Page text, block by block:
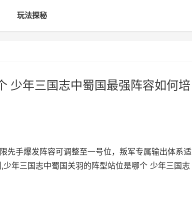
玩法探秘
少年三国志中蜀国最强阵容如何培
先手爆发阵容可调整至一号位，叛军专属输出体系适
年三国志中蜀国关羽的阵型站位是哪个 少年三国志